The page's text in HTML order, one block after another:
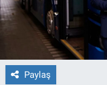
Paylaş